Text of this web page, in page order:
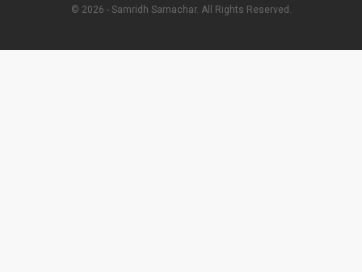
© 2026 - Samridh Samachar. All Rights Reserved.